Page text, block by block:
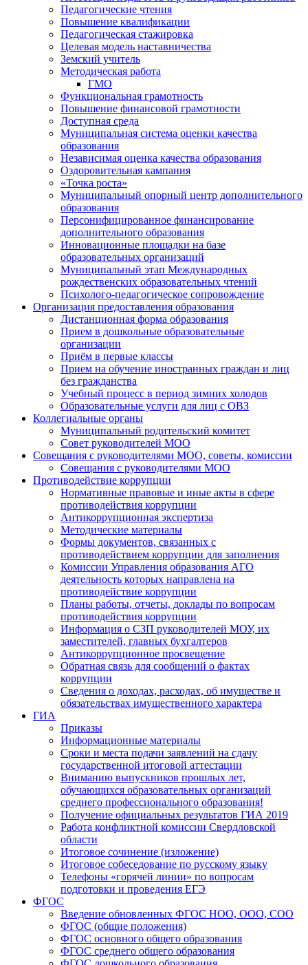
Педагогические чтения
Повышение квалификации
Педагогическая стажировка
Целевая модель наставничества
Земский учитель
Методическая работа
ГМО
Функциональная грамотность
Повышение финансовой грамотности
Доступная среда
Муниципальная система оценки качества
образования
Независимая оценка качества образования
Оздоровительная кампания
«Точка роста»
Муниципальный опорный центр дополнительного
образования
Персонифицированное финансирование
дополнительного образования
Инновационные площадки на базе
образовательных организаций
Муниципальный этап Международных
рождественских образовательных чтений
Психолого-педагогическое сопровождение
Организация предоставления образования
Дистанционная форма образования
Прием в дошкольные образовательные
организации
Приём в первые классы
Прием на обучение иностранных граждан и лиц
без гражданства
Учебный процесс в период зимних холодов
Образовательные услуги для лиц с ОВЗ
Коллегиальные органы
Муниципальный родительский комитет
Совет руководителей МОО
Совещания с руководителями МОО, советы, комиссии
Совещания с руководителями МОО
Противодействие коррупции
Нормативные правовые и иные акты в сфере
противодействия коррупции
Антикоррупционная экспертиза
Методические материалы
Формы документов, связанных с
противодействием коррупции для заполнения
Комиссии Управления образования АГО
деятельность которых направлена на
противодействие коррупции
Планы работы, отчеты, доклады по вопросам
противодействия коррупции
Информация о СЗП руководителей МОУ, их
заместителей, главных бухгалтеров
Антикоррупционное просвещение
Обратная связь для сообщений о фактах
коррупции
Сведения о доходах, расходах, об имуществе и
обязательствах имущественного характера
ГИА
Приказы
Информационные материалы
Сроки и места подачи заявлений на сдачу
государственной итоговой аттестации
Вниманию выпускников прошлых лет,
обучающихся образовательных организаций
среднего профессионального образования!
Получение официальных результатов ГИА 2019
Работа конфликтной комиссии Свердловской
области
Итоговое сочинение (изложение)
Итоговое собеседование по русскому языку
Телефоны «горячей линии» по вопросам
подготовки и проведения ЕГЭ
ФГОС
Введение обновленных ФГОС НОО, ООО, СОО
ФГОС (общие положения)
ФГОС основного общего образования
ФГОС среднего общего образования